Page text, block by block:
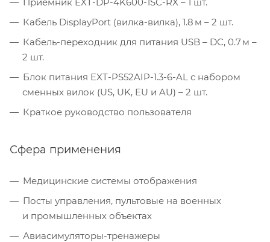
Кабель DisplayPort (вилка-вилка), 1.8 м – 2 шт.
Кабель-переходник для питания USB – DC, 0.7 м –
2 шт.
Блок питания EXT-PS52AIP-1.3-6-AL с набором
сменных вилок (US, UK, EU и AU) – 2 шт.
Краткое руководство пользователя
Сфера применения
Медицинские системы отображения
Посты управления, пультовые на военных
и промышленных объектах
Авиасимуляторы-тренажеры